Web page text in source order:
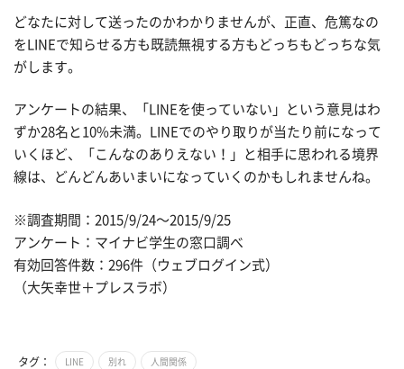
どなたに対して送ったのかわかりませんが、正直、危篤なの
をLINEで知らせる方も既読無視する方もどっちもどっちな気
がします。
アンケートの結果、「LINEを使っていない」という意見はわ
ずか28名と10%未満。LINEでのやり取りが当たり前になって
いくほど、「こんなのありえない！」と相手に思われる境界
線は、どんどんあいまいになっていくのかもしれませんね。
※調査期間：2015/9/24〜2015/9/25
アンケート：マイナビ学生の窓口調べ
有効回答件数：296件（ウェブログイン式）
（大矢幸世＋プレスラボ）
タグ： LINE 別れ 人間関係